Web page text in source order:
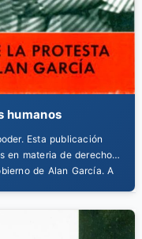
humanos
Esta publicación
en materia de derechos
de Alan García. A